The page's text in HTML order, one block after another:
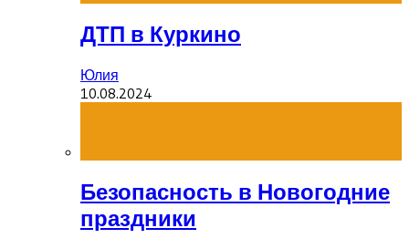
ДТП в Куркино
Юлия
10.08.2024
Безопасность в Новогодние
праздники